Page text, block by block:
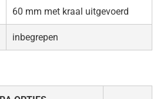
60 mm met kraal uitgevoerd
inbegrepen